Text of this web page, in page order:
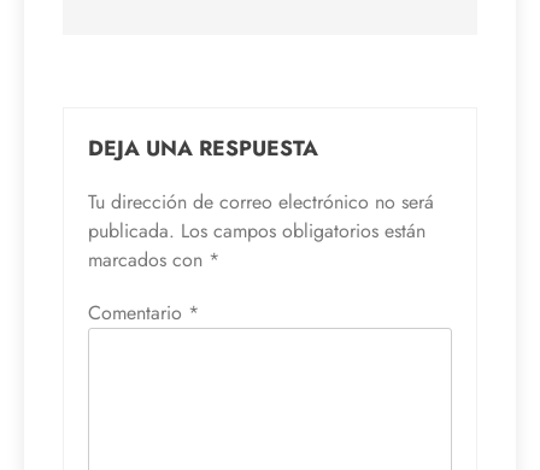
DEJA UNA RESPUESTA
Tu dirección de correo electrónico no será
publicada. Los campos obligatorios están
marcados con *
Comentario *